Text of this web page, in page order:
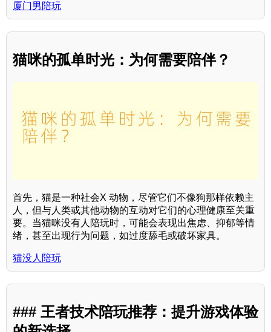
厦门男陪玩
猫咪的孤单时光：为何需要陪伴？
首先，猫是一种社会X 动物，尽管它们不像狗那样依赖主
人，但与人类或其他动物的互动对它们的心理健康至关重
要。当猫咪没有人陪玩时，可能会表现出焦虑、抑郁等情
绪，甚至出现行为问题，如过度舔毛或破坏家具。
猫没人陪玩
### 王者技术陪玩推荐：提升游戏体验